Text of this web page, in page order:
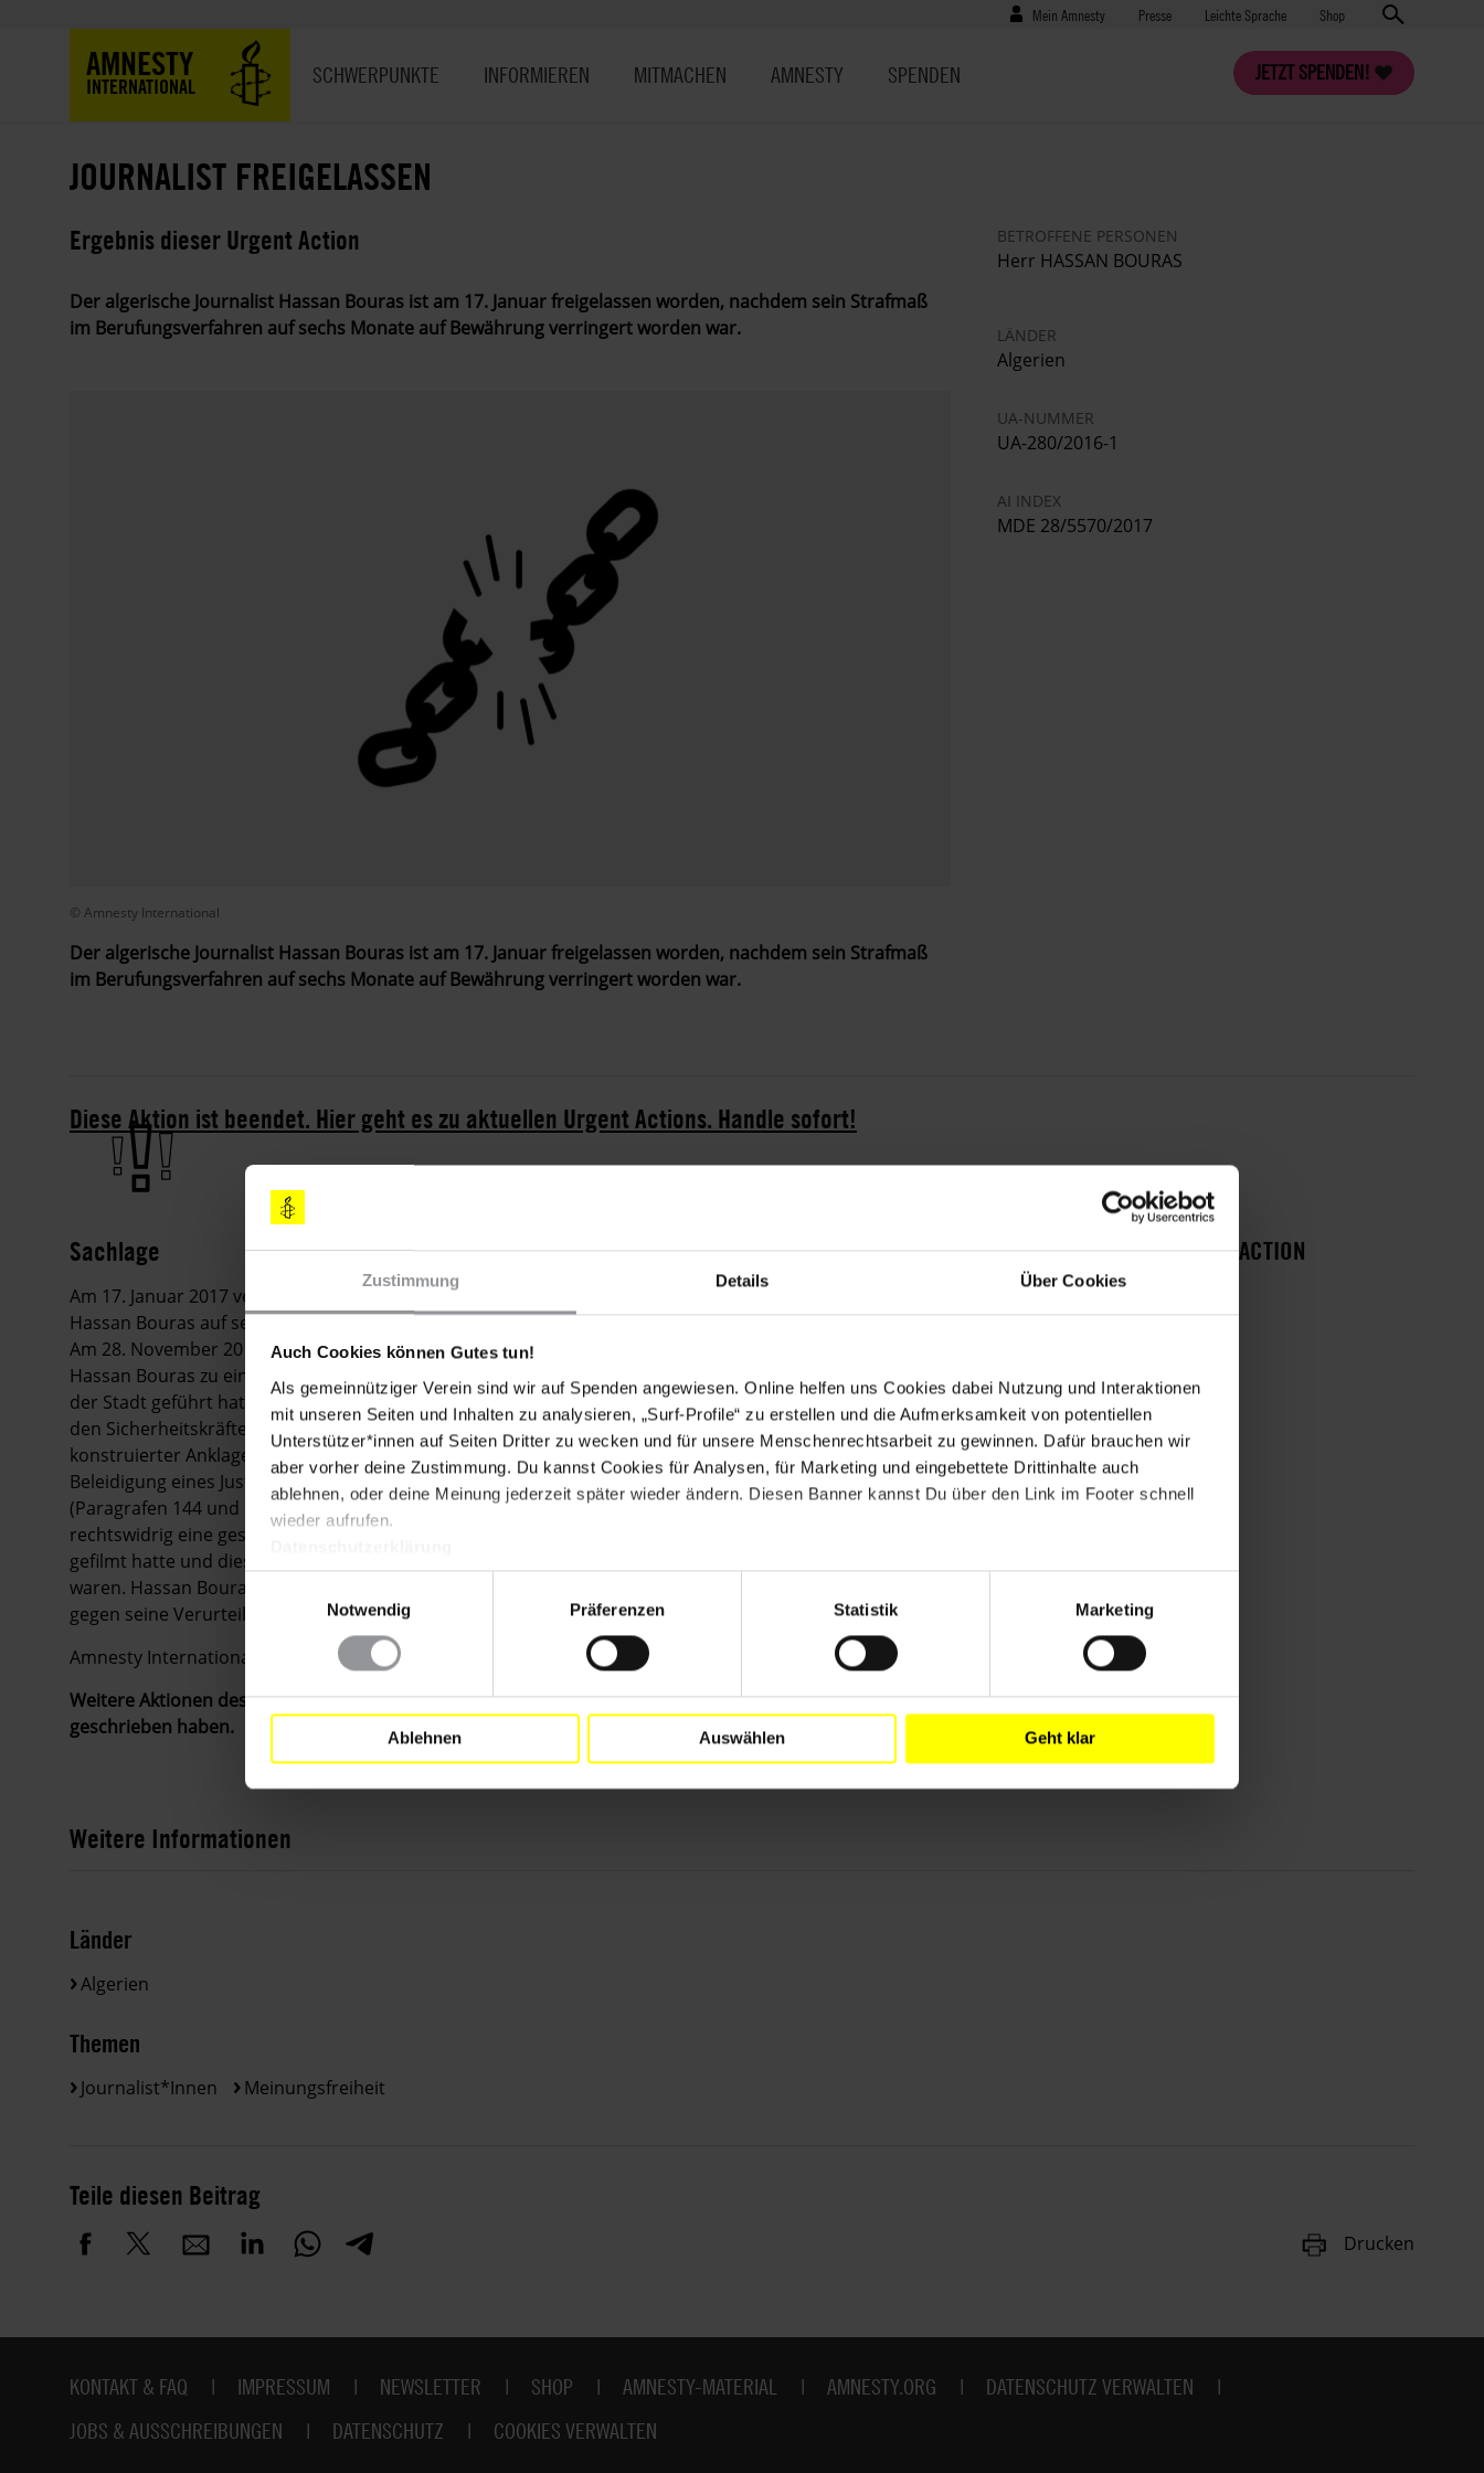
Zustimmung Details Über Cookies
Auch Cookies können Gutes tun!
Als gemeinnütziger Verein sind wir auf Spenden angewiesen. Online helfen uns Cookies dabei Nutzung und Interaktionen
mit unseren Seiten und Inhalten zu analysieren, „Surf-Profile“ zu erstellen und die Aufmerksamkeit von potentiellen
Unterstützer*innen auf Seiten Dritter zu wecken und für unsere Menschenrechtsarbeit zu gewinnen. Dafür brauchen wir
aber vorher deine Zustimmung. Du kannst Cookies für Analysen, für Marketing und eingebettete Drittinhalte auch
ablehnen, oder deine Meinung jederzeit später wieder ändern. Diesen Banner kannst Du über den Link im Footer schnell
wieder aufrufen.
Einwilligungsauswahl
Notwendig
Präferenzen Statistik Marketing
Ablehnen Auswählen Geht klar
Benutzermenü
Mein Amnesty Presse
Presse Leichte Sprache Shop
AMNESTY
INTERNATIONAL
JETZT SPENDEN!
SCHWERPUNKTE INFORMIEREN MITMACHEN AMNESTY SPENDEN
JOURNALIST FREIGELASSEN
Ergebnis dieser Urgent Action
Der algerische Journalist Hassan Bouras ist am 17. Januar freigelassen worden, nachdem sein Strafmaß
im Berufungsverfahren auf sechs Monate auf Bewährung verringert worden war.
© Amnesty International
Der algerische Journalist Hassan Bouras ist am 17. Januar freigelassen worden, nachdem sein Strafmaß
im Berufungsverfahren auf sechs Monate auf Bewährung verringert worden war.
BETROFFENE PERSONEN
Herr HASSAN BOURAS
LÄNDER
Algerien
UA-NUMMER
UA-280/2016-1
AI INDEX
MDE 28/5570/2017
Diese Aktion ist beendet. Hier geht es zu aktuellen Urgent Actions. Handle sofort!
Sachlage
Am 17. Januar 2017 verringerte das Berufungsgericht El Baydah die Strafe des algerischen Journalisten
Hassan Bouras auf sechs Monate mit Bewährung.
Am 28. November 2016 hatte das erstinstanzliche Gericht der Stadt El Bayadh im Westen Algeriens
Hassan Bouras zu einem Jahr Haft verurteilt. Grund dafür waren Interviews, die er mit Bewohner_innen
der Stadt geführt hatte. Diese geben darin an, dass hochrangige Beamt_innen aus dem Justizwesen und
den Sicherheitskräften in der Stadt Bestechungsgelder angenommen und Unschuldige aufgrund
konstruierter Anklagen inhaftiert hätten. Das Gericht sprach den Journalisten wegen der "Beihilfe zur
Beleidigung eines Justizbeamten, mehrerer Ordnungskräfte und einer öffentlichen Einrichtung"
(Paragrafen 144 und 146 des algerischen Strafgesetzbuchs) für schuldig. Zudem sprach es ihn schuldig,
rechtswidrig eine gesetzlich geregelte Tätigkeit ausgeübt zu haben (Paragraf 243), weil er die Interviews
gefilmt hatte und diese von dem beliebten privaten Fernsehsender Al Magharibia ausgestrahlt worden
waren. Hassan Bouras erhielt neben der Haftstrafe auch mehrere Geldstrafen. Er legte Rechtsmittel
gegen seine Verurteilung ein. Er war etwa sechs Wochen im Gefängnis von El Bayadh.
Amnesty International wird den Fall weiter genau beobachten.
Weitere Aktionen des Eilaktionsnetzes sind derzeit nicht erforderlich. Vielen Dank allen, die Appelle
geschrieben haben.
HISTORIE DIESER URGENT ACTION
Weitere Informationen
Länder
Algerien
Themen
Journalist*innen Meinungsfreiheit
Teile diesen Beitrag
Drucken
Fußbereich
KONTAKT & FAQ IMPRESSUM NEWSLETTER SHOP AMNESTY-MATERIAL AMNESTY.ORG
DATENSCHUTZ VERWALTEN
JOBS & AUSSCHREIBUNGEN
DATENSCHUTZ COOKIES VERWALTEN